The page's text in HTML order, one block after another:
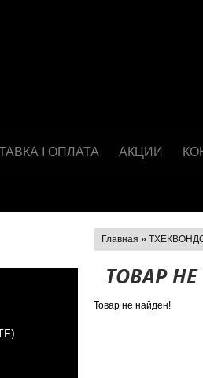
І ОПЛАТА АКЦИИ
Главная »
ТОВАР
Товар не найден!